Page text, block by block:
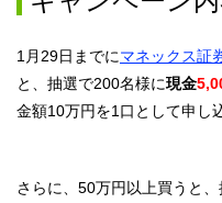
1月29日までにマネックス証
と、抽選で200名様に現金
金額10万円を1口として申し
さらに、50万円以上買うと